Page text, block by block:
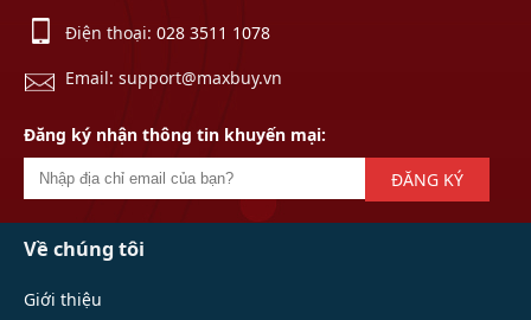
Điện thoại: 028 3511 1078
Email: support@maxbuy.vn
Đăng ký nhận thông tin khuyến mại:
ĐĂNG KÝ
Về chúng tôi
Giới thiệu